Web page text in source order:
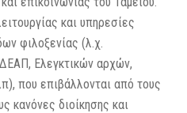
και υπηρεσίες
φιλοξενίας (λ.χ.
Ελεγκτικών αρχών,
που επιβάλλονται από τους
κανόνες διοίκησης και